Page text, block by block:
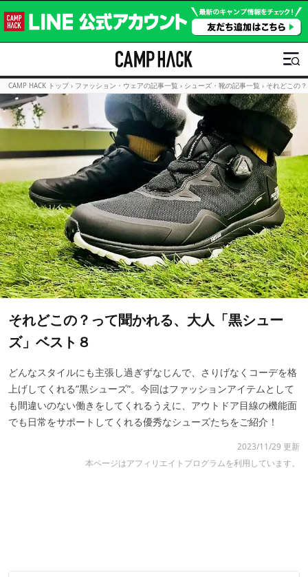
CAMP HACK トップ › ファッション・ウェアの記事一覧 › シューズ・靴の記事一覧 › それどこの
それどこの？って聞かれる、大人「黒シュー
ズ」ベスト８
どんなスタイルにも主張し過ぎずなじんで、さりげなくコーデを格
上げしてくれる”黒シューズ”。今回はファッションアイテムとして
も間違いのない働きをしてくれるうえに、アウトドア目線の機能面
でも日常をサポートしてくれる優秀なシューズたちをご紹介！
2023/11/29 更新
本ページはアフィリエイトプログラムを利用しています。